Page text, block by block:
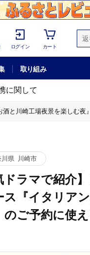
ログイン カート
取り組み
に関して
と川崎工場夜景を楽しむ
川県 川崎市
ドラマで紹介
ス『イタリア
のご予約に使